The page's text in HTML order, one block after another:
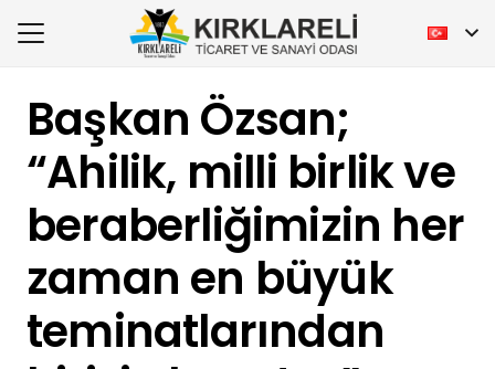
Başkan Özsan;
“Ahilik, milli birlik ve
beraberliğimizin her
zaman en büyük
teminatlarından